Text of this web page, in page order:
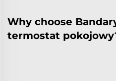
Why choose
termostat